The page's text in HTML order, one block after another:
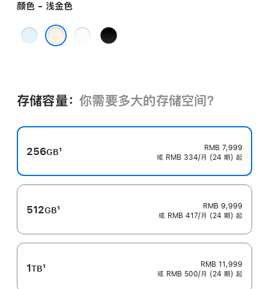
颜色 - 浅金色
天
云
深
存储容量： 你需要多大的存储空⁠间？
256GB
注
1
RMB 7,999
或 RMB 334/月 (24 期) 起
512GB
注
1
RMB 9,999
或 RMB 417/月 (24 期) 起
1TB1
RMB 11,999
或 RMB 500/月 (24 期) 起